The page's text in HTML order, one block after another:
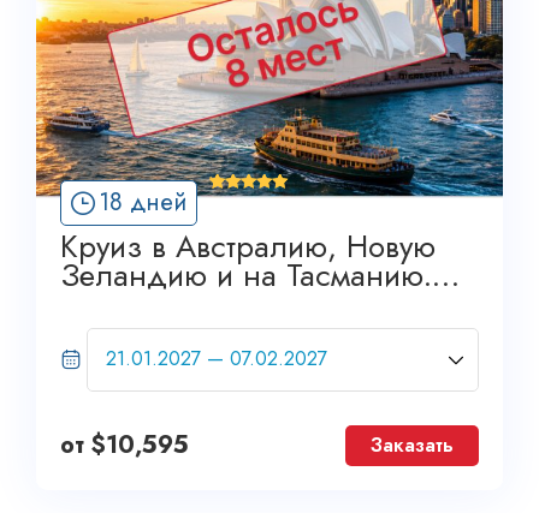
18 дней 5
'
Круиз в Австралию, Новую
Зеландию и на Тасманию.
Самый полный тур!
от $10,595 Заказать